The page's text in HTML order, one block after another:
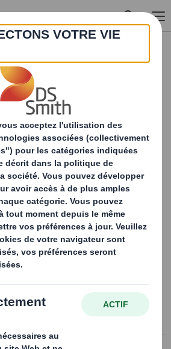
contactés
dans les plus brefs
à votre demande.